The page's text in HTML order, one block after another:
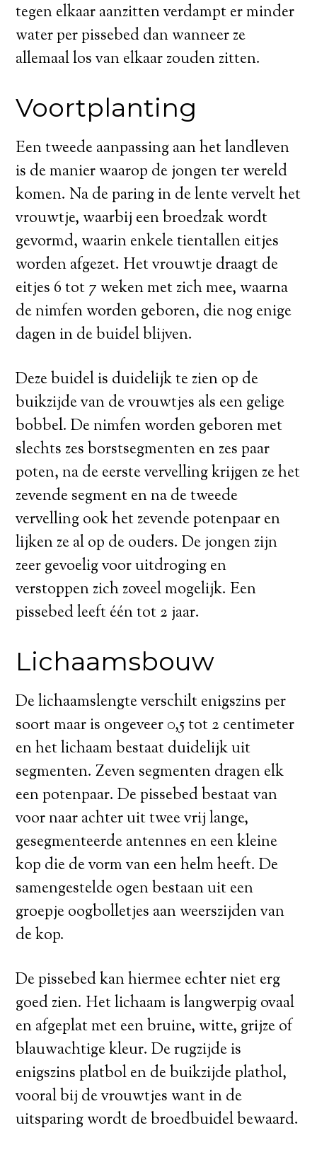
tegen elkaar aanzitten verdampt er minder
water per pissebed dan wanneer ze
allemaal los van elkaar zouden zitten.
Voortplanting
Een tweede aanpassing aan het landleven
is de manier waarop de jongen ter wereld
komen. Na de paring in de lente vervelt het
vrouwtje, waarbij een broedzak wordt
gevormd, waarin enkele tientallen eitjes
worden afgezet. Het vrouwtje draagt de
eitjes 6 tot 7 weken met zich mee, waarna
de nimfen worden geboren, die nog enige
dagen in de buidel blijven.
Deze buidel is duidelijk te zien op de
buikzijde van de vrouwtjes als een gelige
bobbel. De nimfen worden geboren met
slechts zes borstsegmenten en zes paar
poten, na de eerste vervelling krijgen ze het
zevende segment en na de tweede
vervelling ook het zevende potenpaar en
lijken ze al op de ouders. De jongen zijn
zeer gevoelig voor uitdroging en
verstoppen zich zoveel mogelijk. Een
pissebed leeft één tot 2 jaar.
Lichaamsbouw
De lichaamslengte verschilt enigszins per
soort maar is ongeveer 0,5 tot 2 centimeter
en het lichaam bestaat duidelijk uit
segmenten. Zeven segmenten dragen elk
een potenpaar. De pissebed bestaat van
voor naar achter uit twee vrij lange,
gesegmenteerde antennes en een kleine
kop die de vorm van een helm heeft. De
samengestelde ogen bestaan uit een
groepje oogbolletjes aan weerszijden van
de kop.
De pissebed kan hiermee echter niet erg
goed zien. Het lichaam is langwerpig ovaal
en afgeplat met een bruine, witte, grijze of
blauwachtige kleur. De rugzijde is
enigszins platbol en de buikzijde plathol,
vooral bij de vrouwtjes want in de
uitsparing wordt de broedbuidel bewaard.